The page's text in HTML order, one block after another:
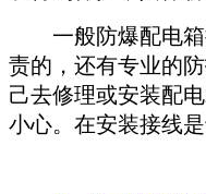
一般防爆配电箱
责的，还有专业的
己去修理或安装配
小心。在安装接线